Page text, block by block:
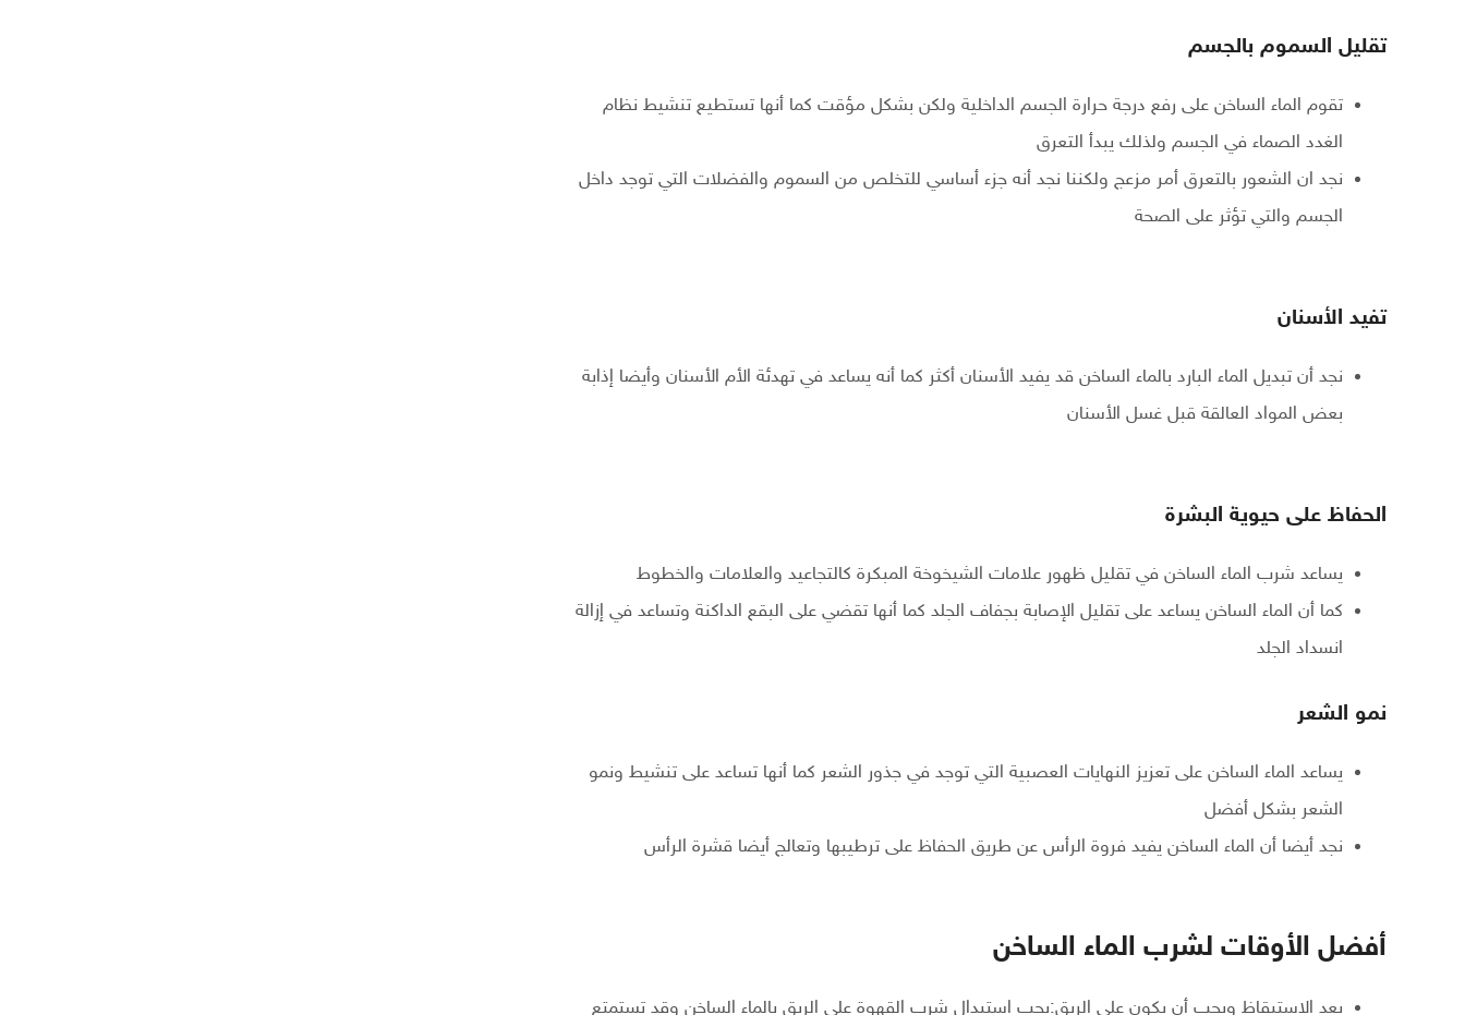
تقليل السموم بالجسم
تقوم الماء الساخن على رفع درجة حرارة الجسم الداخلية ولكن بشكل مؤقت كما أنها تستطيع تنشيط نظام
الغدد الصماء في الجسم ولذلك يبدأ التعرق
نجد ان الشعور بالتعرق أمر مزعج ولكننا نجد أنه جزء أساسي للتخلص من السموم والفضلات التي توجد داخل
الجسم والتي تؤثر على الصحة
تفيد الأسنان
نجد أن تبديل الماء البارد بالماء الساخن قد يفيد الأسنان أكثر كما أنه يساعد في تهدئة الأم الأسنان وأيضا إذابة
بعض المواد العالقة قبل غسل الأسنان
الحفاظ على حيوية البشرة
يساعد شرب الماء الساخن في تقليل ظهور علامات الشيخوخة المبكرة كالتجاعيد والعلامات والخطوط
كما أن الماء الساخن يساعد على تقليل الإصابة بجفاف الجلد كما أنها تقضي على البقع الداكنة وتساعد في إزالة
انسداد الجلد
نمو الشعر
يساعد الماء الساخن على تعزيز النهايات العصبية التي توجد في جذور الشعر كما أنها تساعد على تنشيط ونمو
الشعر بشكل أفضل
نجد أيضا أن الماء الساخن يفيد فروة الرأس عن طريق الحفاظ على ترطيبها وتعالج أيضا قشرة الرأس
أفضل الأوقات لشرب الماء الساخن
بعد الاستيقاظ ويجب أن يكون على الريق:يجب استبدال شرب القهوة على الريق بالماء الساخن وقد تستمتع